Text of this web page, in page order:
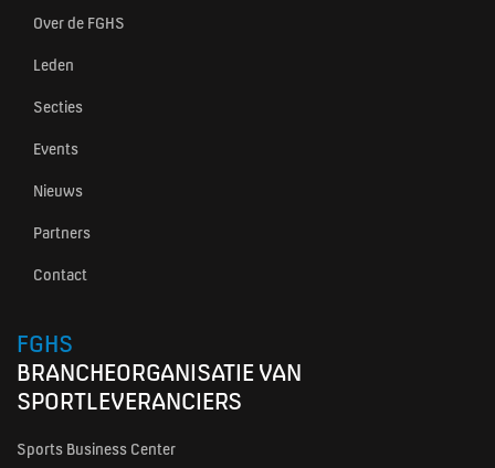
Over de FGHS
Leden
Secties
Events
Nieuws
Partners
Contact
FGHS
BRANCHEORGANISATIE VAN
SPORTLEVERANCIERS
Sports Business Center